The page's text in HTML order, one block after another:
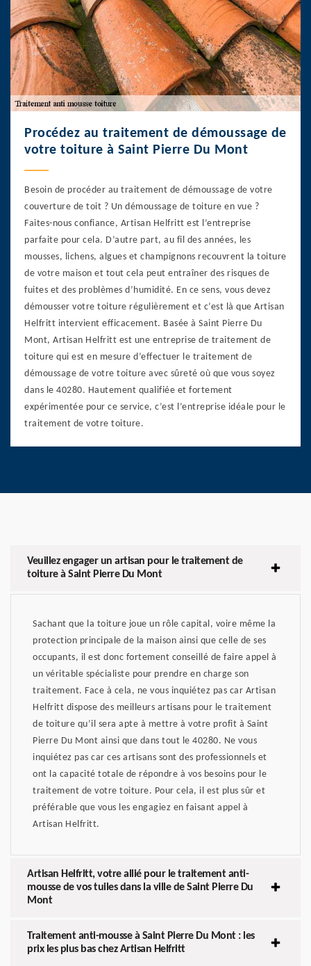
Procédez au traitement de démoussage de
votre toiture à Saint Pierre Du Mont
Besoin de procéder au traitement de démoussage de votre
couverture de toit ? Un démoussage de toiture en vue ?
Faites-nous confiance, Artisan Helfritt est l’entreprise
parfaite pour cela. D’autre part, au fil des années, les
mousses, lichens, algues et champignons recouvrent la toiture
de votre maison et tout cela peut entraîner des risques de
fuites et des problèmes d’humidité. En ce sens, vous devez
démousser votre toiture régulièrement et c’est là que Artisan
Helfritt intervient efficacement. Basée à Saint Pierre Du
Mont, Artisan Helfritt est une entreprise de traitement de
toiture qui est en mesure d’effectuer le traitement de
démoussage de votre toiture avec sûreté où que vous soyez
dans le 40280. Hautement qualifiée et fortement
expérimentée pour ce service, c’est l’entreprise idéale pour le
traitement de votre toiture.
Veuillez engager un artisan pour le traitement de
toiture à Saint Pierre Du Mont
Sachant que la toiture joue un rôle capital, voire même la
protection principale de la maison ainsi que celle de ses
occupants, il est donc fortement conseillé de faire appel à
un véritable spécialiste pour prendre en charge son
traitement. Face à cela, ne vous inquiétez pas car Artisan
Helfritt dispose des meilleurs artisans pour le traitement
de toiture qu’il sera apte à mettre à votre profit à Saint
Pierre Du Mont ainsi que dans tout le 40280. Ne vous
inquiétez pas car ces artisans sont des professionnels et
ont la capacité totale de répondre à vos besoins pour le
traitement de votre toiture. Pour cela, il est plus sûr et
préférable que vous les engagiez en faisant appel à
Artisan Helfritt.
Artisan Helfritt, votre allié pour le traitement anti-
mousse de vos tuiles dans la ville de Saint Pierre Du
Mont
Traitement anti-mousse à Saint Pierre Du Mont : les
prix les plus bas chez Artisan Helfritt